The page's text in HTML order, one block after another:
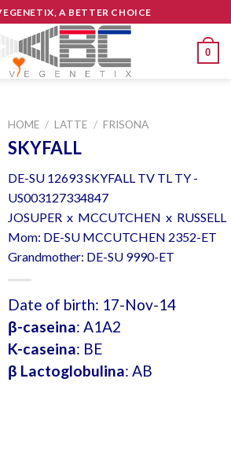
A BETTER CHOICE
0
HOME / LATTE / FRISONA
SKYFALL
DE-SU 12693 SKYFALL TV TL TY -
US003127334847
JOSUPER x MCCUTCHEN x RUSSELL
Mom: DE-SU MCCUTCHEN 2352-ET
Grandmother: DE-SU 9990-ET
Date of birth: 17-Nov-14
β-caseina: A1A2
K-caseina: BE
β Lactoglobulina: AB